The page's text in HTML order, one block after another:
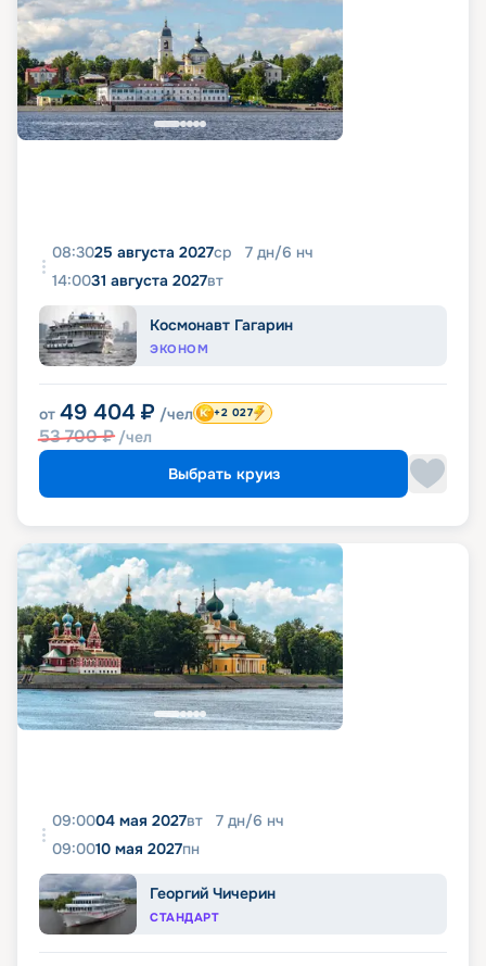
08:3025 августа 2027ср 7 дн/6 нч
14:0031 августа 2027вт
Космонавт Гагарин
ЭКОНОМ
от 49 404 ₽ /чел
53 700₽ /чел
+2 027
Выбрать круиз
09:0004 мая 2027вт 7 дн/6 нч
09:0010 мая 2027пн
Георгий Чичерин
СТАНДАРТ